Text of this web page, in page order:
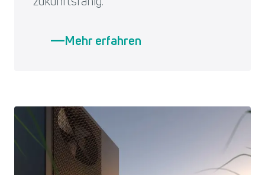
Mehr erfahren